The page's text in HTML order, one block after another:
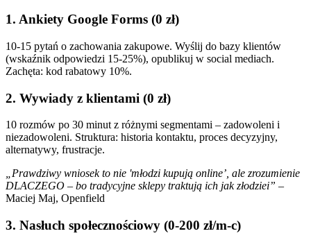
1. Ankiety Google Forms (0 zł)
10-15 pytań o zachowania zakupowe. Wyślij do bazy klientów
(wskaźnik odpowiedzi 15-25%), opublikuj w social mediach.
Zachęta: kod rabatowy 10%.
2. Wywiady z klientami (0 zł)
10 rozmów po 30 minut z różnymi segmentami – zadowoleni i
niezadowoleni. Struktura: historia kontaktu, proces decyzyjny,
alternatywy, frustracje.
„Prawdziwy wniosek to nie 'młodzi kupują online’, ale zrozumienie
DLACZEGO – bo tradycyjne sklepy traktują ich jak złodziei” –
Maciej Maj, Openfield
3. Nasłuch społecznościowy (0-200 zł/m-c)